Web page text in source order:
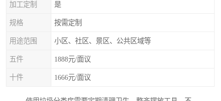
加工定制 是
规格 按需定制
用途范围 小区、社区、景区、公共区域等
五件 1888元/面议
十件 1666元/面议